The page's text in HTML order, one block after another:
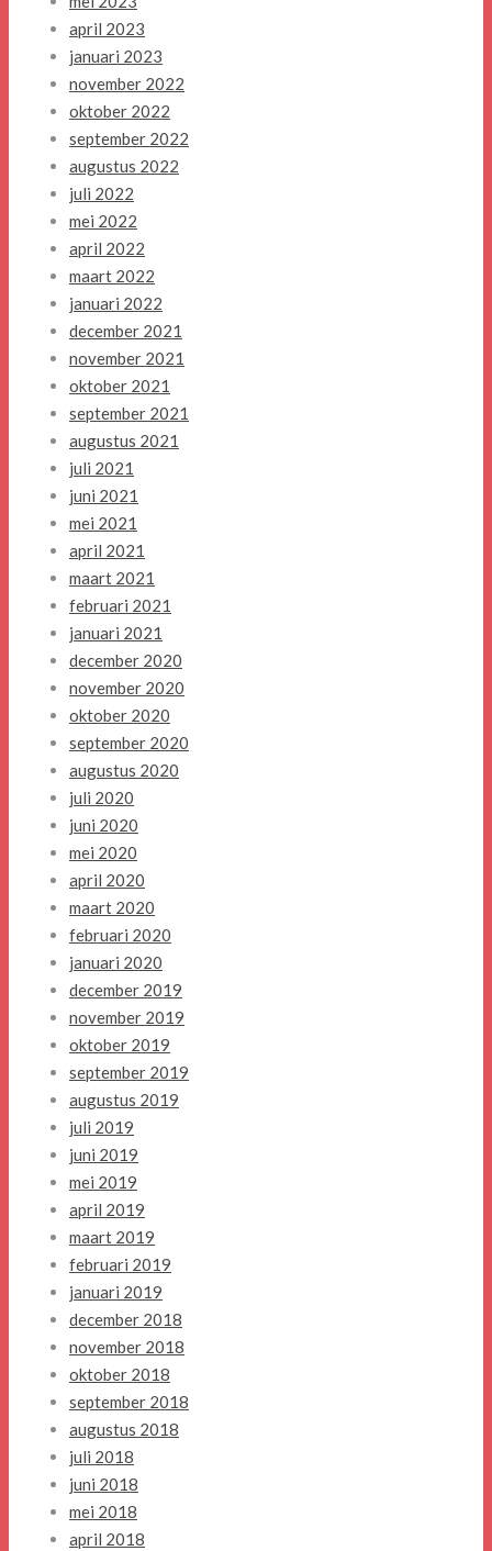
april 2023
januari 2023
november 2022
oktober 2022
september 2022
augustus 2022
juli 2022
mei 2022
april 2022
maart 2022
januari 2022
december 2021
november 2021
oktober 2021
september 2021
augustus 2021
juli 2021
juni 2021
mei 2021
april 2021
maart 2021
februari 2021
januari 2021
december 2020
november 2020
oktober 2020
september 2020
augustus 2020
juli 2020
juni 2020
mei 2020
april 2020
maart 2020
februari 2020
januari 2020
december 2019
november 2019
oktober 2019
september 2019
augustus 2019
juli 2019
juni 2019
mei 2019
april 2019
maart 2019
februari 2019
januari 2019
december 2018
november 2018
oktober 2018
september 2018
augustus 2018
juli 2018
juni 2018
mei 2018
april 2018